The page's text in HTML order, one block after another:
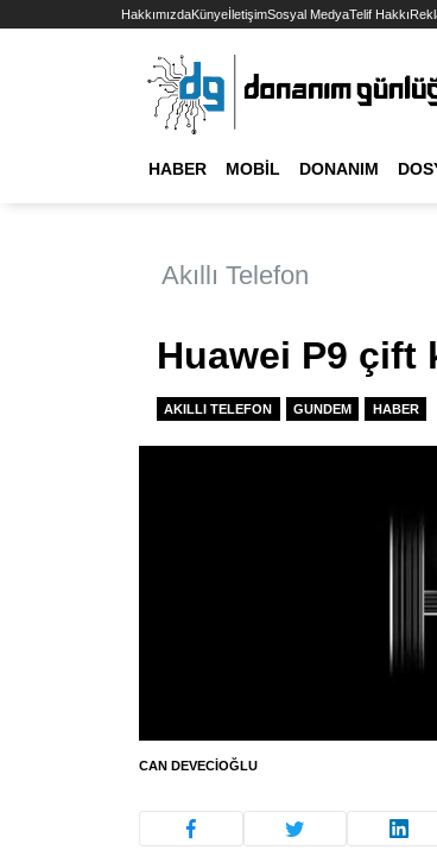
HakkımızdaKünyeİletişimSosyal MedyaTelif Hakkı
HABER MOBIL DONANIM
Akıllı Telefon
Huawei P9 çift
AKILLI TELEFON GUNDEM HABER
CAN DEVECIOĞLU